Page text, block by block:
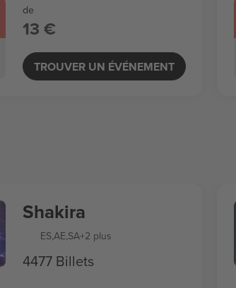
de
13 €
TROUVER UN ÉVÉNEMENT
Shakira
ES,AE,SA+2 plus
4477 Billets